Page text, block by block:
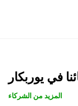
في يوربكار
المزيد من الشركاء